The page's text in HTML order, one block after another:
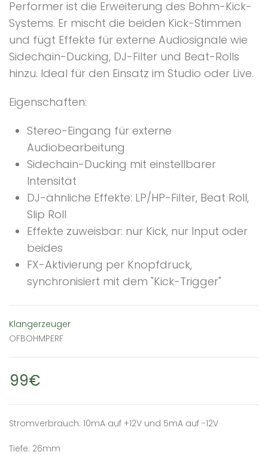
Performer ist die Erweiterung des Bohm-Kick-
Systems. Er mischt die beiden Kick-Stimmen
und fügt Effekte für externe Audiosignale wie
Sidechain-Ducking, DJ-Filter und Beat-Rolls
hinzu. Ideal für den Einsatz im Studio oder Live.
Eigenschaften:
Stereo-Eingang für externe
Audiobearbeitung
Sidechain-Ducking mit einstellbarer
Intensität
DJ-ähnliche Effekte: LP/HP-Filter, Beat Roll,
Slip Roll
Effekte zuweisbar: nur Kick, nur Input oder
beides
FX-Aktivierung per Knopfdruck,
synchronisiert mit dem "Kick-Trigger"
Klangerzeuger
OFBOHMPERF
99€
Stromverbrauch: 10mA auf +12V und 5mA auf -12V
Tiefe: 26mm